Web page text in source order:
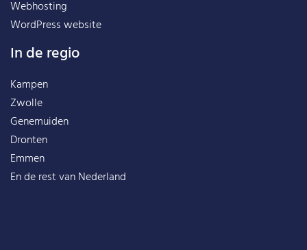
Webhosting
WordPress website
In de regio
Kampen
Zwolle
Genemuiden
Dronten
Emmen
En de rest vanNederland